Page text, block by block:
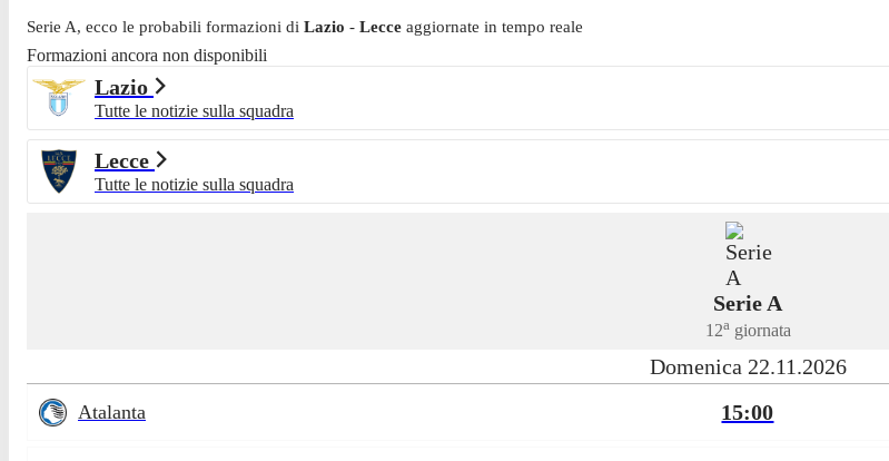
Serie A, ecco le probabili formazioni di Lazio - Lecce aggiornate in tempo reale
Formazioni ancora non disponibili
Lazio
Tutte le notizie sulla squadra
Lecce
Tutte le notizie sulla squadra
Serie A
12agiornata
Domenica 22.11.2026
Atalanta 15:00